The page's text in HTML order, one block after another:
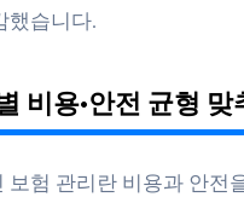
했습니다.
비용·안전 균형 맞
보험 관리란 비용과 안전